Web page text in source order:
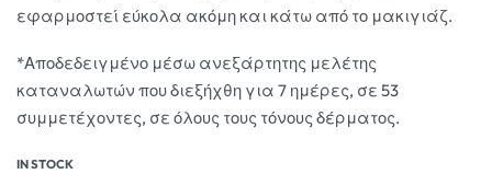
εφαρμοστεί εύκολα ακόμη και κάτω από το μακιγιάζ.
*Αποδεδειγμένο μέσω ανεξάρτητης μελέτης
καταναλωτών που διεξήχθη για 7 ημέρες, σε 53
συμμετέχοντες, σε όλους τους τόνους δέρματος.
IN STOCK